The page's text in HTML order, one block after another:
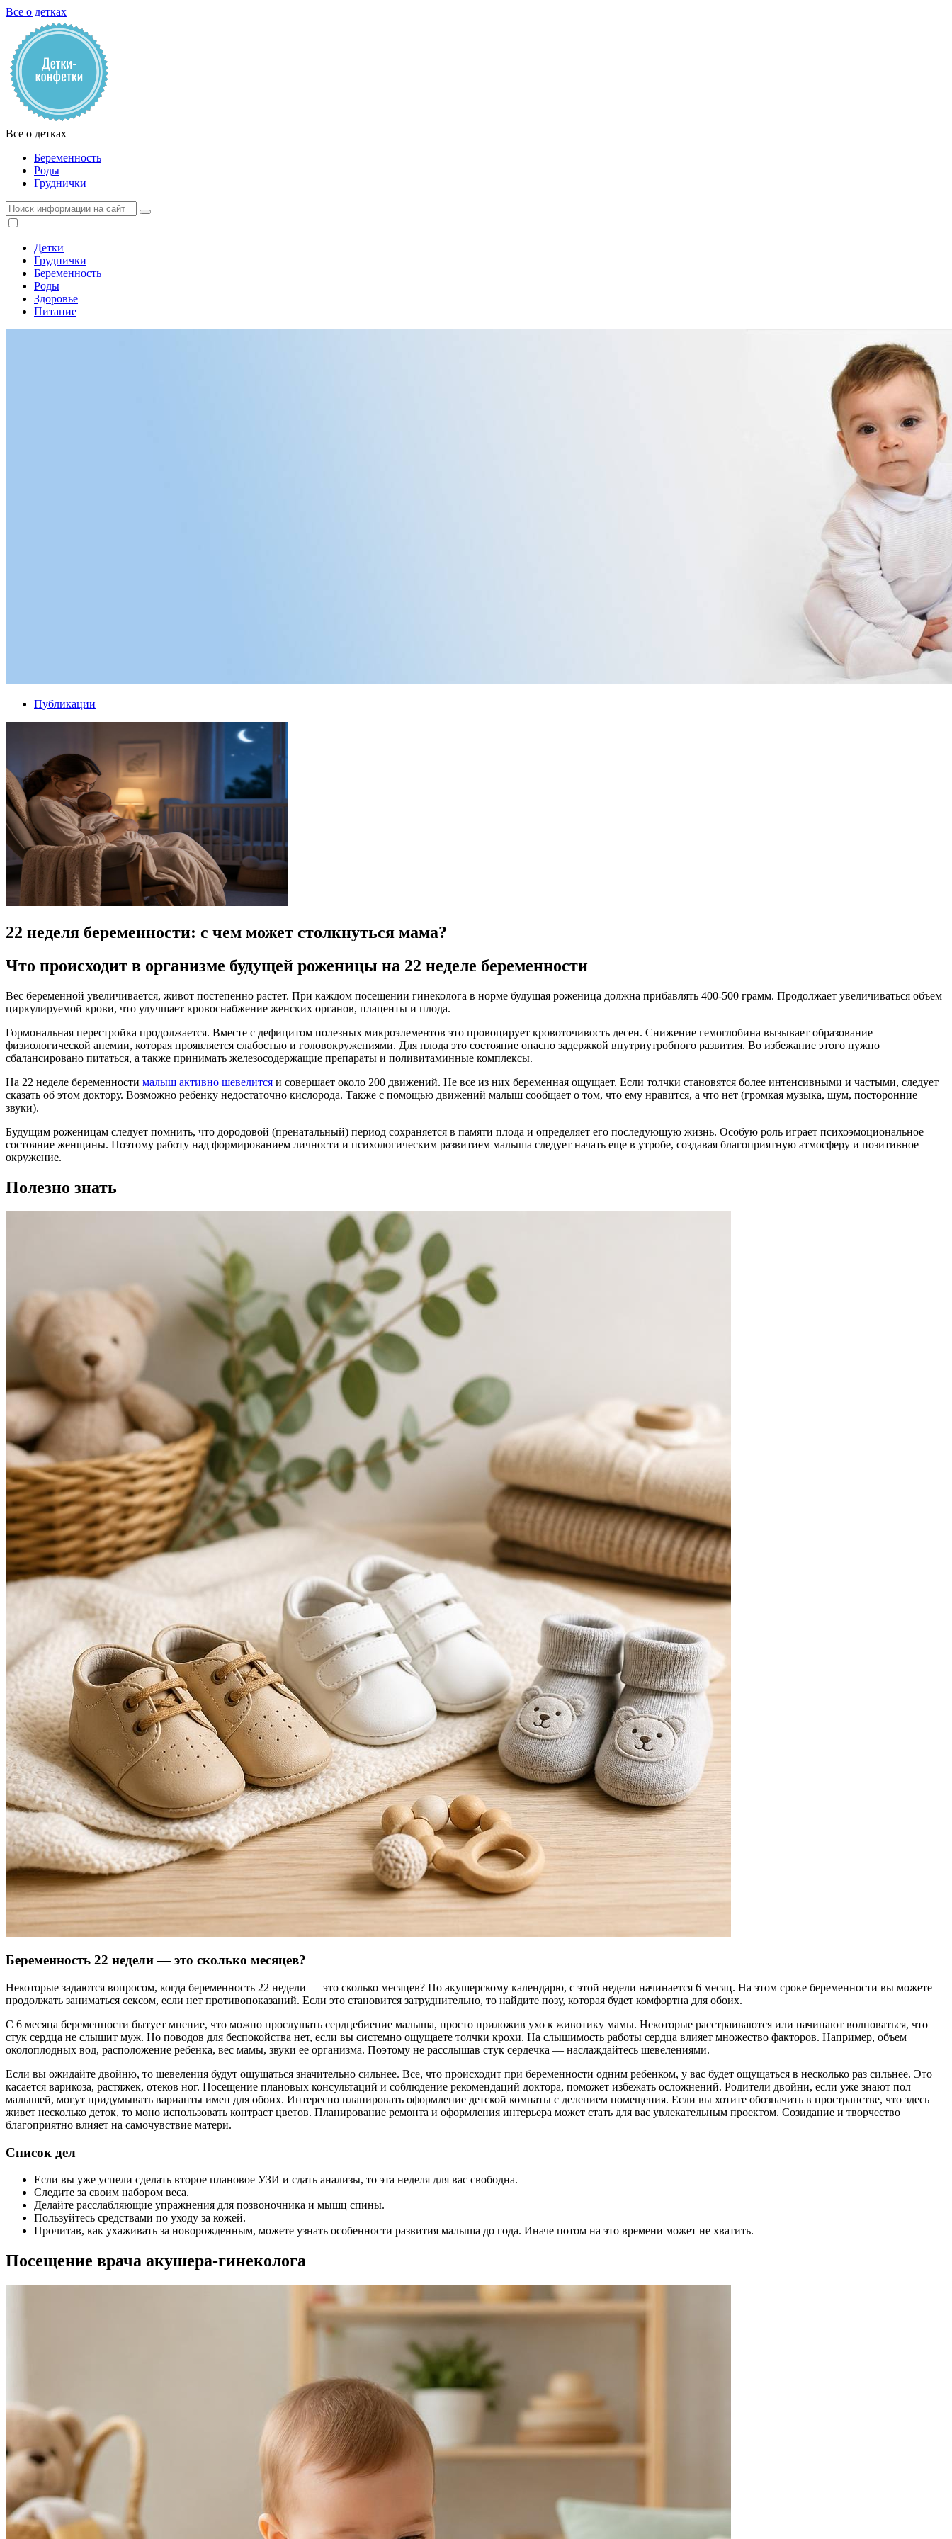
Все о детках
Все о детках
Беременность
Роды
Груднички
Детки
Груднички
Беременность
Роды
Здоровье
Питание
Публикации
22 неделя беременности: с чем может столкнуться мама?
Что происходит в организме будущей роженицы на 22 неделе беременности
Вес беременной увеличивается, живот постепенно растет. При каждом посещении гинеколога в норме будущая роженица должна прибавлять 400-500 грамм. Продолжает увеличиваться объем
циркулируемой крови, что улучшает кровоснабжение женских органов, плаценты и плода.
Гормональная перестройка продолжается. Вместе с дефицитом полезных микроэлементов это провоцирует кровоточивость десен. Снижение гемоглобина вызывает образование
физиологической анемии, которая проявляется слабостью и головокружениями. Для плода это состояние опасно задержкой внутриутробного развития. Во избежание этого нужно
сбалансировано питаться, а также принимать железосодержащие препараты и поливитаминные комплексы.
На 22 неделе беременности малыш активно шевелится и совершает около 200 движений. Не все из них беременная ощущает. Если толчки становятся более интенсивными и частыми, следует
сказать об этом доктору. Возможно ребенку недостаточно кислорода. Также с помощью движений малыш сообщает о том, что ему нравится, а что нет (громкая музыка, шум, посторонние
звуки).
Будущим роженицам следует помнить, что дородовой (пренатальный) период сохраняется в памяти плода и определяет его последующую жизнь. Особую роль играет психоэмоциональное
состояние женщины. Поэтому работу над формированием личности и психологическим развитием малыша следует начать еще в утробе, создавая благоприятную атмосферу и позитивное
окружение.
Полезно знать
Беременность 22 недели — это сколько месяцев?
Некоторые задаются вопросом, когда беременность 22 недели — это сколько месяцев? По акушерскому календарю, с этой недели начинается 6 месяц. На этом сроке беременности вы можете
продолжать заниматься сексом, если нет противопоказаний. Если это становится затруднительно, то найдите позу, которая будет комфортна для обоих.
С 6 месяца беременности бытует мнение, что можно прослушать сердцебиение малыша, просто приложив ухо к животику мамы. Некоторые расстраиваются или начинают волноваться, что
стук сердца не слышит муж. Но поводов для беспокойства нет, если вы системно ощущаете толчки крохи. На слышимость работы сердца влияет множество факторов. Например, объем
околоплодных вод, расположение ребенка, вес мамы, звуки ее организма. Поэтому не расслышав стук сердечка — наслаждайтесь шевелениями.
Если вы ожидайте двойню, то шевеления будут ощущаться значительно сильнее. Все, что происходит при беременности одним ребенком, у вас будет ощущаться в несколько раз сильнее. Это
касается варикоза, растяжек, отеков ног. Посещение плановых консультаций и соблюдение рекомендаций доктора, поможет избежать осложнений. Родители двойни, если уже знают пол
малышей, могут придумывать варианты имен для обоих. Интересно планировать оформление детской комнаты с делением помещения. Если вы хотите обозначить в пространстве, что здесь
живет несколько деток, то моно использовать контраст цветов. Планирование ремонта и оформления интерьера может стать для вас увлекательным проектом. Созидание и творчество
благоприятно влияет на самочувствие матери.
Список дел
Если вы уже успели сделать второе плановое УЗИ и сдать анализы, то эта неделя для вас свободна.
Следите за своим набором веса.
Делайте расслабляющие упражнения для позвоночника и мышц спины.
Пользуйтесь средствами по уходу за кожей.
Прочитав, как ухаживать за новорожденным, можете узнать особенности развития малыша до года. Иначе потом на это времени может не хватить.
Посещение врача акушера-гинеколога